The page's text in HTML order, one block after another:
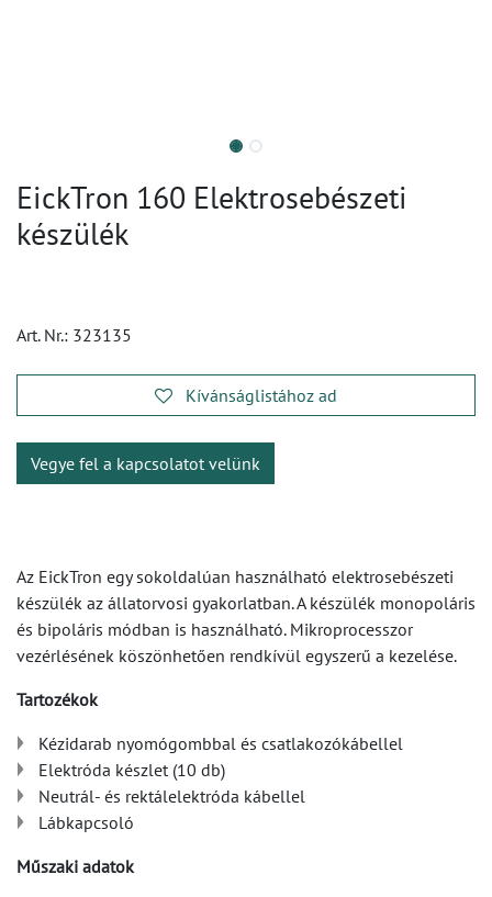
EickTron 160 Elektrosebészeti
készülék
Art. Nr.: 323135
Kívánságlistához ad
Vegye fel a kapcsolatot velünk
Az EickTron egy sokoldalúan használható elektrosebészeti
készülék az állatorvosi gyakorlatban. A készülék monopoláris
és bipoláris módban is használható. Mikroprocesszor
vezérlésének köszönhetően rendkívül egyszerű a kezelése.
Tartozékok
Kézidarab nyomógombbal és csatlakozókábellel
Elektróda készlet (10 db)
Neutrál- és rektálelektróda kábellel
Lábkapcsoló
Műszaki adatok